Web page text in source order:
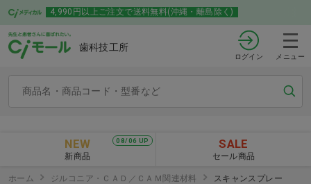
4,990円以上ご注文で送料無料(沖縄・離島除く)
歯科技工所
ログイン メニュー
08/06 UP
NEW
新商品
SALE
セール商品
ホーム ジルコニア・ＣＡＤ／ＣＡＭ関連材料 スキャンスプレー